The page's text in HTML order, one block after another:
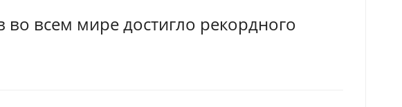
всем мире достигло рекордного